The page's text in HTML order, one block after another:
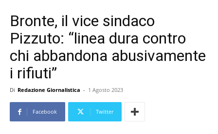
Bronte, il vice sindaco
Pizzuto: “linea dura contro
chi abbandona abusivamente
i rifiuti”
Di Redazione Giornalistica - 1 Agosto 2023
Facebook Twitter